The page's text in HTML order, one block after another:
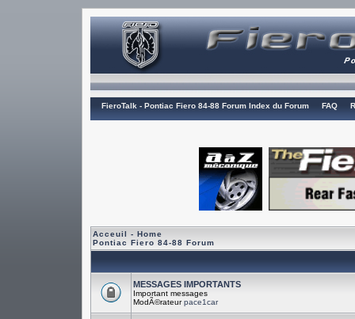
FieroTalk - Pontiac Fiero 84-88 Forum Index du Forum FAQ
Acceuil - Home
Pontiac Fiero 84-88 Forum
MESSAGES IMPORTANTS
Important messages
ModÃ©rateurpace1car